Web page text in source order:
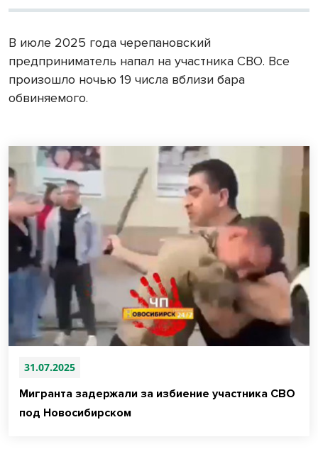
В июле 2025 года черепановский
предприниматель напал на участника СВО. Все
произошло ночью 19 числа вблизи бара
обвиняемого.
31.07.2025
Мигранта задержали за избиение участника СВО
под Новосибирском